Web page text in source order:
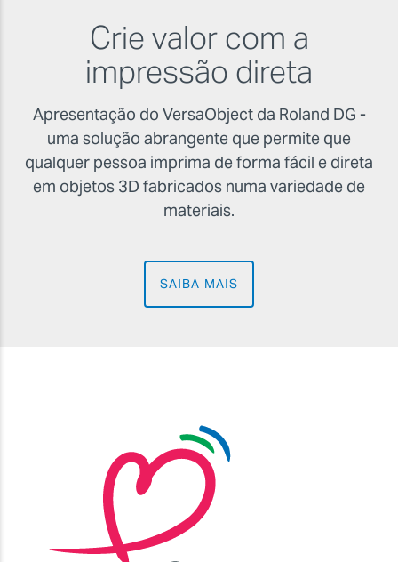
Crie valor com a
impressão direta
Apresentação do VersaObject da Roland DG -
uma solução abrangente que permite que
qualquer pessoa imprima de forma fácil e direta
em objetos 3D fabricados numa variedade de
materiais.
SAIBA MAIS